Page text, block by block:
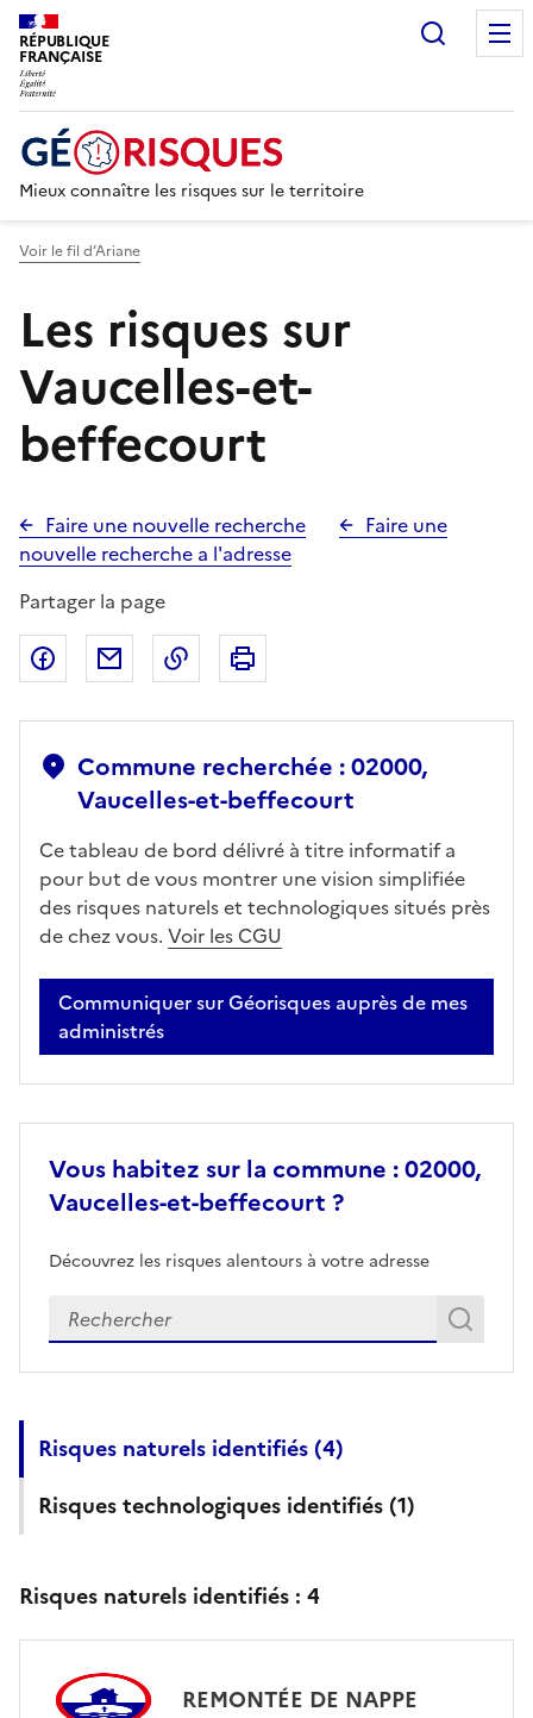
RÉPUBLIQUE
FRANÇAISE
Mieux connaître les risques sur le territoire
Voir le fil d’Ariane
Les risques sur
Vaucelles-et-
beffecourt
Faire une nouvelle recherche
Faire une
nouvelle recherche a l'adresse
Partager la page
Partager sur Facebook
Partager par emailCopier dans le presse-papier
Commune recherchée : 02000,
Vaucelles-et-beffecourt
Ce tableau de bord délivré à titre informatif a
pour but de vous montrer une vision simplifiée
des risques naturels et technologiques situés près
de chez vous. Voir les CGU
Communiquer sur Géorisques auprès de mes
administrés
Vous habitez sur la commune : 02000,
Vaucelles-et-beffecourt ?
Découvrez les risques alentours à votre adresse
Veuillez renseigner votre adresse exacte
Risques naturels identifiés (4)
Risques technologiques identifiés (1)
Risques naturels identifiés : 4
REMONTÉE DE NAPPE